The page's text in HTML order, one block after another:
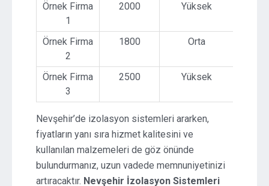
Örnek Firma
1
2000 Yüksek
Örnek Firma
2
1800 Orta
Örnek Firma
3
2500 Yüksek
Nevşehir’de izolasyon sistemleri ararken,
fiyatların yanı sıra hizmet kalitesini ve
kullanılan malzemeleri de göz önünde
bulundurmanız, uzun vadede memnuniyetinizi
artıracaktır. Nevşehir İzolasyon Sistemleri